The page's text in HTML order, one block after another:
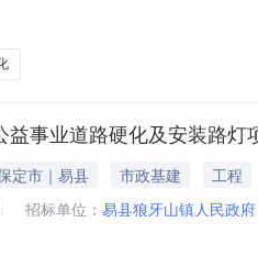
事业道路硬化及安装路灯
定市｜易县 市政基建
工程
招标单位： 易县狼牙山镇人民政府